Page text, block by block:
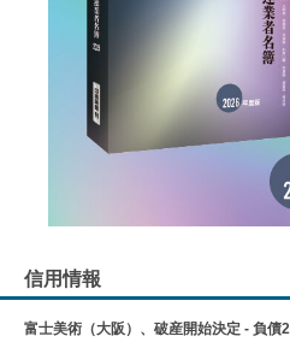
信用情報
富士美術（大阪）、破産開始決定 - 負債